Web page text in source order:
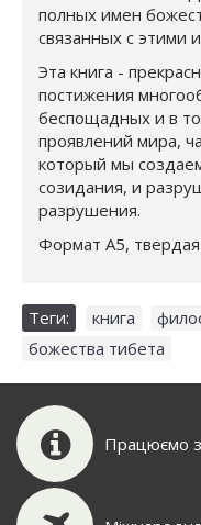
полных имен
связанных с этими
Эта книга -
постижения
беспощадных и в
проявлений мира,
который мы
созидания, и
разрушения.
Формат А5,
Теги: книга
божества тибета
Працюємо